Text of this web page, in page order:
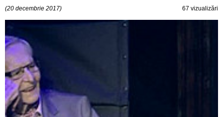
(20 decembrie 2017) 67 vizualizări